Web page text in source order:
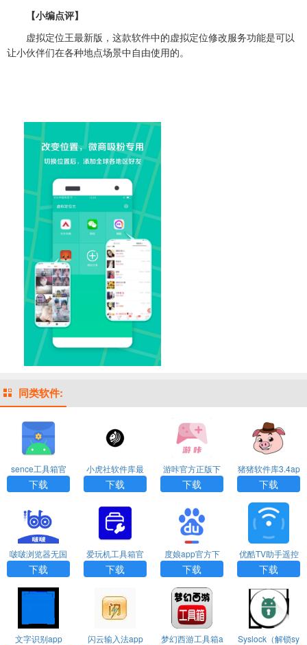
【小编点评】
虚拟定位王最新版，这款软件中的虚拟定位修改服务功能是可以
让小伙伴们在各种地点场景中自由使用的。
同类软件:
sence工具箱官
方版下载
下载
小虎社软件库最
新版本
下载
游咔官方正版下
载
下载
猪猪软件库3.4ap
k
下载
啵啵浏览器无国
界全球通最新版
下载
爱玩机工具箱官
网版下载
下载
度娘app官方下
载
下载
优酷TV助手遥控
器下载
下载
文字识别app 闪云输入法app
梦幻西游工具箱a
Syslock（解锁sy